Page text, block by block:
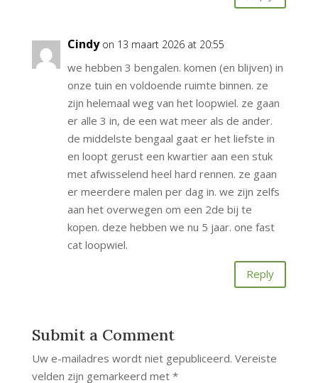
Cindy on 13 maart 2026 at 20:55
we hebben 3 bengalen. komen (en blijven) in
onze tuin en voldoende ruimte binnen. ze
zijn helemaal weg van het loopwiel. ze gaan
er alle 3 in, de een wat meer als de ander.
de middelste bengaal gaat er het liefste in
en loopt gerust een kwartier aan een stuk
met afwisselend heel hard rennen. ze gaan
er meerdere malen per dag in. we zijn zelfs
aan het overwegen om een 2de bij te
kopen. deze hebben we nu 5 jaar. one fast
cat loopwiel.
Reply
Submit a Comment
Uw e-mailadres wordt niet gepubliceerd. Vereiste
velden zijn gemarkeerd met *